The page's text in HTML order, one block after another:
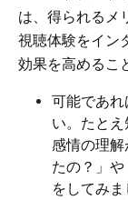
は、得られるメ
視聴体験をイン
効果を高めるこ
可能であ
い。たと
感情の理
たの？」
をしてみま